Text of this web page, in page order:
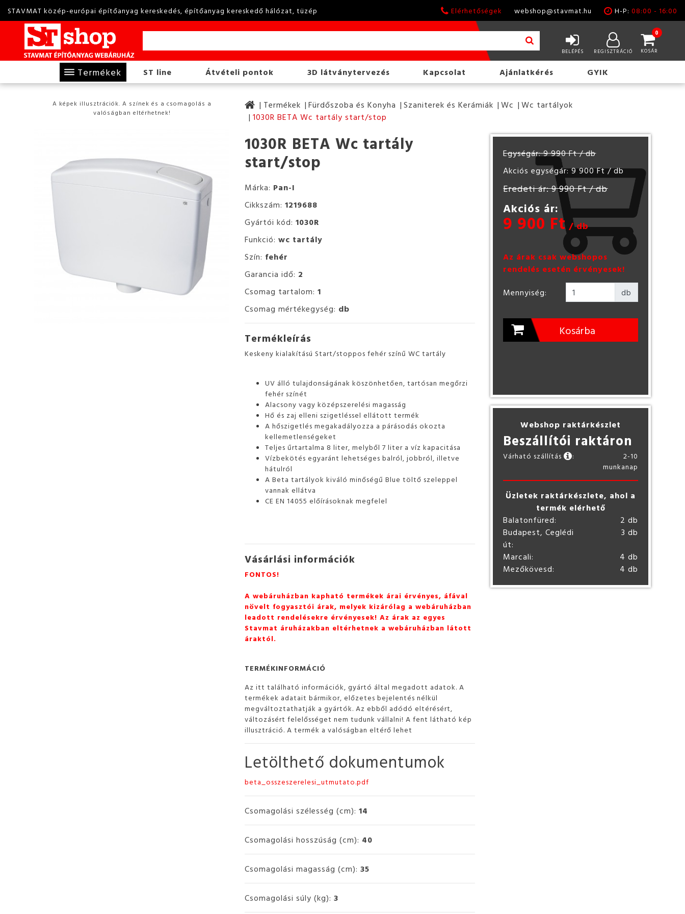
STAVMAT közép-európai építőanyag kereskedés, építőanyag kereskedő hálózat, tüzép Elérhetőségek webshop@stavmat.hu H-P: 08:00 - 16:00
BELÉPÉS REGISZTRÁCIÓ
0
KOSÁR
Termékek ST line Átvételi pontok 3D látványtervezés Kapcsolat Ajánlatkérés GYIK
A képek illusztrációk. A színek és a csomagolás a
valóságban eltérhetnek!
Termékek Fürdőszoba és Konyha Szaniterek és Kerámiák Wc
Wc tartályok
1030R BETA Wc tartály start/stop
1030R BETA Wc tartály
start/stop
Márka: Pan-I
Cikkszám:1219688
Gyártói kód:1030R
Funkció:wc tartály
Szín: fehér
Garancia idő: 2
Csomag tartalom:1
Csomag mértékegység: db
Termékleírás
Keskeny kialakítású Start/stoppos fehér színű WC tartály
UV álló tulajdonságának köszönhetően, tartósan megőrzi
fehér színét
Alacsony vagy középszerelési magasság
Hő és zaj elleni szigetléssel ellátott termék
A hőszigetlés megakadályozza a párásodás okozta
kellemetlenségeket
Teljes űrtartalma 8 liter, melyből 7 liter a víz kapacitása
Vízbekötés egyaránt lehetséges balról, jobbról, illetve
hátulról
A Beta tartályok kiváló minőségű Blue töltő szeleppel
vannak ellátva
CE EN 14055 előírásoknak megfelel
Vásárlási információk
FONTOS!
A webáruházban kapható termékek árai érvényes, áfával
növelt fogyasztói árak, melyek kizárólag a webáruházban
leadott rendelésekre érvényesek! Az árak az egyes
Stavmat áruházakban eltérhetnek a webáruházban látott
áraktól.
TERMÉKINFORMÁCIÓ
Az itt található információk, gyártó által megadott adatok. A
termékek adatait bármikor, előzetes bejelentés nélkül
megváltoztathatják a gyártók. Az ebből adódó eltérésért,
változásért felelősséget nem tudunk vállalni! A fent látható kép
illusztráció. A termék a valóságban eltérő lehet
Letölthető dokumentumok
beta_osszeszerelesi_utmutato.pdf
Csomagolási szélesség (cm):14
Csomagolási hosszúság (cm): 40
Csomagolási magasság (cm):35
Csomagolási súly (kg):3
Egységár: 9 990 Ft/ db
Akciós egységár: 9 900 Ft/ db
Eredeti ár: 9 990 Ft/ db
Akciós ár:
9 900 Ft / db
Az árak csak webshopos
rendelés esetén érvényesek!
Mennyiség:
db
Kosárba
Webshop raktárkészlet
Beszállítói raktáron
Várható szállítás :
2-10
munkanap
Üzletek raktárkészlete, ahol a
termék elérhető
Balatonfüred:
2 db
Budapest, Ceglédi
út:
3 db
Marcali:
4 db
Mezőkövesd:
4 db